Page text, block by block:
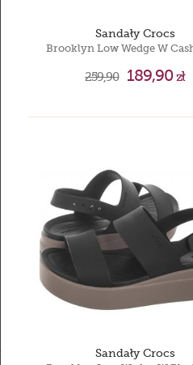
Sandały Crocs
259,90 189,90zł
Sandały Crocs